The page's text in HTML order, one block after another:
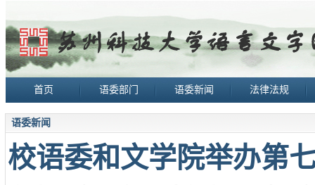
首页 语委部门 语委新闻 法律法规
语委新闻
校语委和文学院举办第